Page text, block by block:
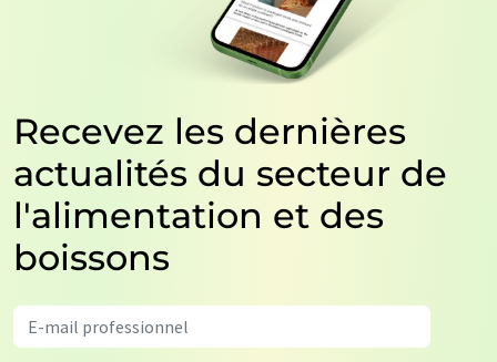
Recevez les dernières
actualités du secteur de
l'alimentation et des
boissons